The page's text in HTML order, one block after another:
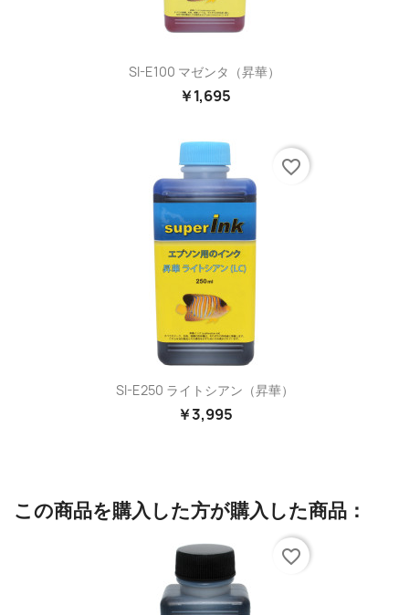
SI-E100 マゼンタ（昇華）
￥1,695
SI-E250 ライトシアン（昇華）
￥3,995
favorite_border
この商品を購入した方が購入した商品：
favorite_border